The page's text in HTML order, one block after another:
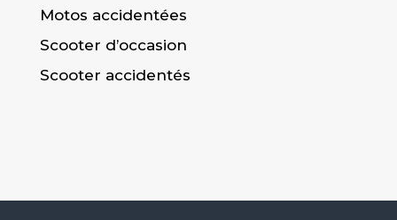
Motos accidentées
Scooter d’occasion
Scooter accidentés